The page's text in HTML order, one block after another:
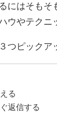
にはそも
ウやテクニ
つピックア
る
返信する